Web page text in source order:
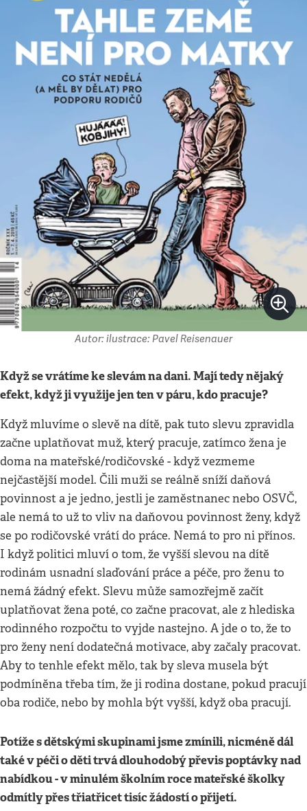
Autor: ilustrace: Pavel Reisenauer
Když se vrátíme ke slevám na dani. Mají tedy nějaký
efekt, když ji využije jen ten v páru, kdo pracuje?
Když mluvíme o slevě na dítě, pak tuto slevu zpravidla
začne uplatňovat muž, který pracuje, zatímco žena je
doma na mateřské/rodičovské - když vezmeme
nejčastější model. Čili muži se reálně sníží daňová
povinnost a je jedno, jestli je zaměstnanec nebo OSVČ,
ale nemá to už to vliv na daňovou povinnost ženy, když
se po rodičovské vrátí do práce. Nemá to pro ni přínos.
I když politici mluví o tom, že vyšší slevou na dítě
rodinám usnadní slaďování práce a péče, pro ženu to
nemá žádný efekt. Slevu může samozřejmě začít
uplatňovat žena poté, co začne pracovat, ale z hlediska
rodinného rozpočtu to vyjde nastejno. A jde o to, že to
pro ženy není dodatečná motivace, aby začaly pracovat.
Aby to tenhle efekt mělo, tak by sleva musela být
podmíněna třeba tím, že ji rodina dostane, pokud pracují
oba rodiče, nebo by mohla být vyšší, když oba pracují.
Potíže s dětskými skupinami jsme zmínili, nicméně dál
také v péči o děti trvá dlouhodobý převis poptávky nad
nabídkou - v minulém školním roce mateřské školky
odmítly přes třiatřicet tisíc žádostí o přijetí.